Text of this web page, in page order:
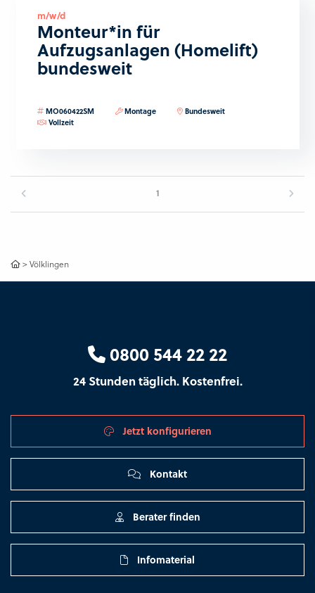
m/w/d
Monteur*in für
Aufzugsanlagen (Homelift)
bundesweit
MO060422SM Montage
Bundesweit
Vollzeit
1
>Völklingen
0800 544 22 22
24 Stunden täglich. Kostenfrei.
Jetzt konfigurieren
Kontakt
Berater finden
Infomaterial